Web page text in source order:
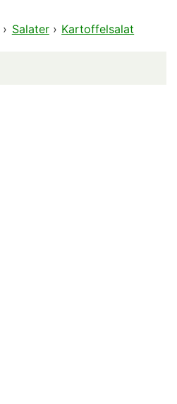
› Salater› Kartoffelsalat